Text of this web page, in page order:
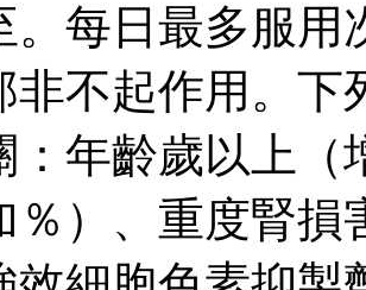
。每日最多服用
非不起作用。
：年齡歲以上（
％）、重度腎損